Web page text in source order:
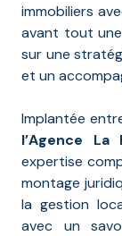
immobiliers
avant tout une
sur une
et un
Implantée
l’Agence La
expertise
montage
la gestion
avec un